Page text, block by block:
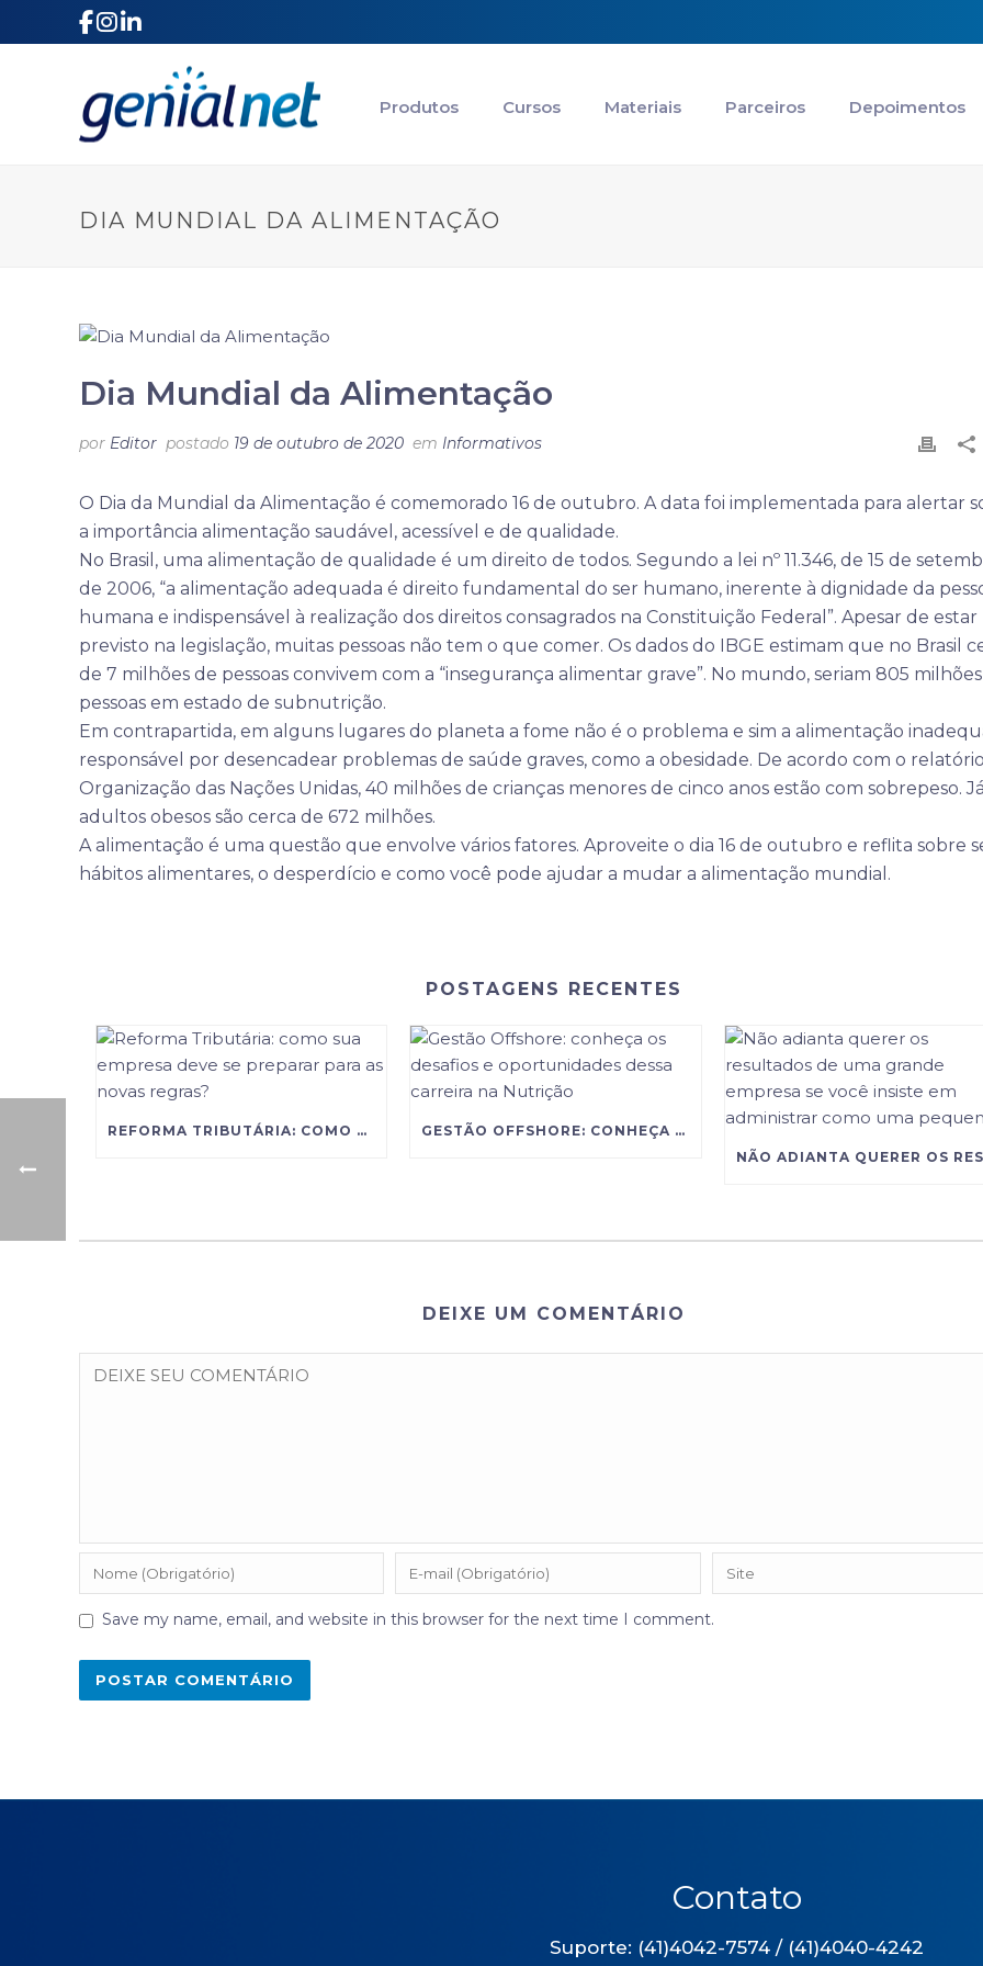
Produtos Cursos Materiais Parceiros Depoimentos
DIA MUNDIAL DA ALIMENTAÇÃO
Dia Mundial da Alimentação
por Editor postado 19 de outubro de 2020 em Informativos
O Dia da Mundial da Alimentação é comemorado 16 de outubro. A data foi implementada para alertar
a importância alimentação saudável, acessível e de qualidade.
No Brasil, uma alimentação de qualidade é um direito de todos. Segundo a lei nº 11.346, de 15 de
de 2006, “a alimentação adequada é direito fundamental do ser humano, inerente à dignidade da
humana e indispensável à realização dos direitos consagrados na Constituição Federal”. Apesar de estar
previsto na legislação, muitas pessoas não tem o que comer. Os dados do IBGE estimam que no Brasil
de 7 milhões de pessoas convivem com a “insegurança alimentar grave”. No mundo, seriam 805
pessoas em estado de subnutrição.
Em contrapartida, em alguns lugares do planeta a fome não é o problema e sim a alimentação
responsável por desencadear problemas de saúde graves, como a obesidade. De acordo com o
Organização das Nações Unidas, 40 milhões de crianças menores de cinco anos estão com sobrepeso.
adultos obesos são cerca de 672 milhões.
A alimentação é uma questão que envolve vários fatores. Aproveite o dia 16 de outubro e reflita sobre
hábitos alimentares, o desperdício e como você pode ajudar a mudar a alimentação mundial.
POSTAGENS RECENTES
REFORMA TRIBUTÁRIA: COMO SUA EMPRESA DEVE SE PREPARAR PARA AS NOVAS REGRAS?
GESTÃO OFFSHORE: CONHEÇA OS DESAFIOS E OPORTUNIDADES DESSA CARREIRA NA NUTRIÇÃO
DEIXE UM COMENTÁRIO
Save my name, email, and website in this browser for the next time I comment.
Contato
Suporte: (41)4042-7574 / (41)4040-4242